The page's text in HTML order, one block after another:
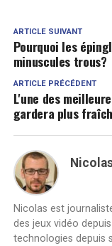
ARTICLE SUIVANT
Pourquoi les
minuscules trous?
ARTICLE PRÉCÉDENT
L'une des
gardera plus
Nicolas est
des jeux vidéo
technologies depuis